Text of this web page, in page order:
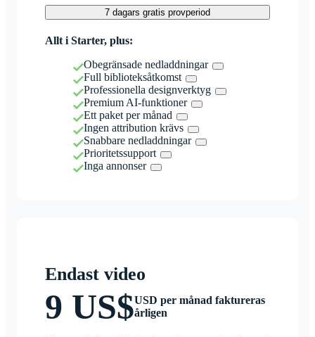
7 dagars gratis provperiod
Allt i Starter, plus:
Obegränsade nedladdningar
Full biblioteksåtkomst
Professionella designverktyg
Premium AI-funktioner
Ett paket per månad
Ingen attribution krävs
Snabbare nedladdningar
Prioritetssupport
Inga annonser
Endast video
9 US$USD per månad faktureras
årligen